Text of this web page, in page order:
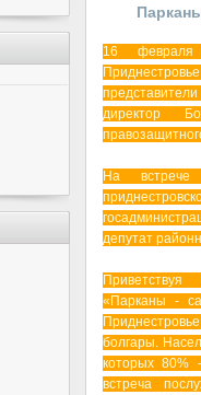
16
директор
На встрече
депутат
«Парканы -
болгары.
которых 80%
встреча